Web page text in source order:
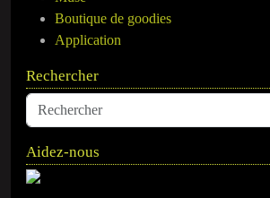
Boutique de goodies
Application
Rechercher
Aidez-nous